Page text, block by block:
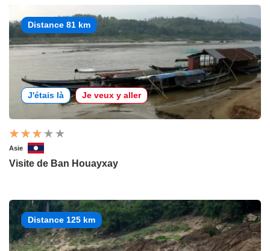
Distance 81 km
J'étais là Je veux y aller
Asie
Visite de Ban Houayxay
Distance 125 km